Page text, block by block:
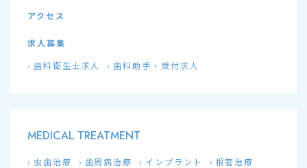
アクセス
求人募集
歯科衛生士求人
歯科助手・受付求人
MEDICAL TREATMENT
虫歯治療 歯周病治療 インプラント
根管治療